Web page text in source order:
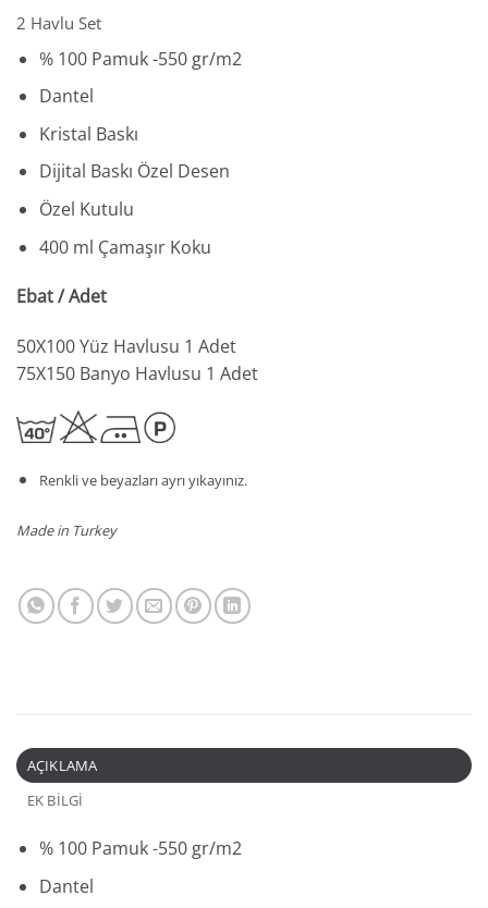
2 Havlu Set
% 100 Pamuk -550 gr/m2
Dantel
Kristal Baskı
Dijital Baskı Özel Desen
Özel Kutulu
400 ml Çamaşır Koku
Ebat / Adet
50X100 Yüz Havlusu 1 Adet
75X150 Banyo Havlusu 1 Adet
Renkli ve beyazları ayrı yıkayınız.
Made in Turkey
AÇIKLAMA
EK BILGI
% 100 Pamuk -550 gr/m2
Dantel